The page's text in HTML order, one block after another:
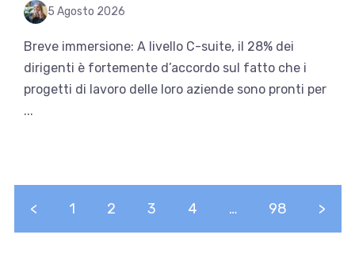
5 Agosto 2026
Breve immersione: A livello C-suite, il 28% dei
dirigenti è fortemente d’accordo sul fatto che i
progetti di lavoro delle loro aziende sono pronti per
...
< 1 2 3 4 … 98 >